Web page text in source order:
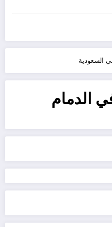
السعودية
الدمام